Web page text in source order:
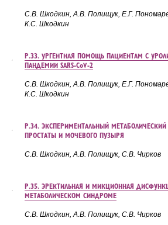
С.В. Шкодкин, А.В. Полищук, Е.Г.
К.С. Шкодкин
Р.33. УРГЕНТНАЯ ПОМОЩЬ ПАЦИЕНТАМ С
ПАНДЕМИИ SARS-CoV-2
С.В. Шкодкин, А.В. Полищук, Е.Г.
К.С. Шкодкин
Р.34. ЭКСПЕРИМЕНТАЛЬНЫЙ
ПРОСТАТЫ И МОЧЕВОГО ПУЗЫРЯ
С.В. Шкодкин, А.В. Полищук, С.В. Чирков
Р.35. ЭРЕКТИЛЬНАЯ И МИКЦИОННАЯ
МЕТАБОЛИЧЕСКОМ СИНДРОМЕ
С.В. Шкодкин, А.В. Полищук, С.В. Чирков